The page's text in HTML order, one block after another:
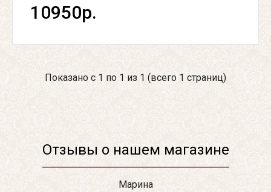
10950р.
Показано с 1 по 1 из 1 (всего 1 страниц)
Отзывы о нашем магазине
Марина